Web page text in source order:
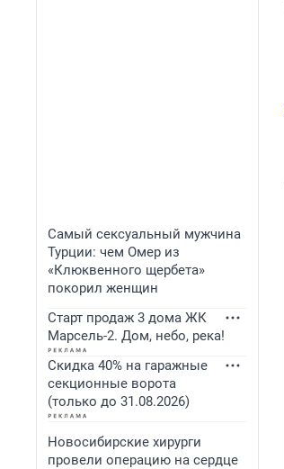
Самый сексуальный мужчина
Турции: чем Омер из
«Клюквенного щербета»
покорил женщин
Старт продаж 3 дома ЖК
Марсель-2. Дом, небо, река!
Скидка 40% на гаражные
секционные ворота
(только до 31.08.2026)
Новосибирские хирурги
провели операцию на сердце